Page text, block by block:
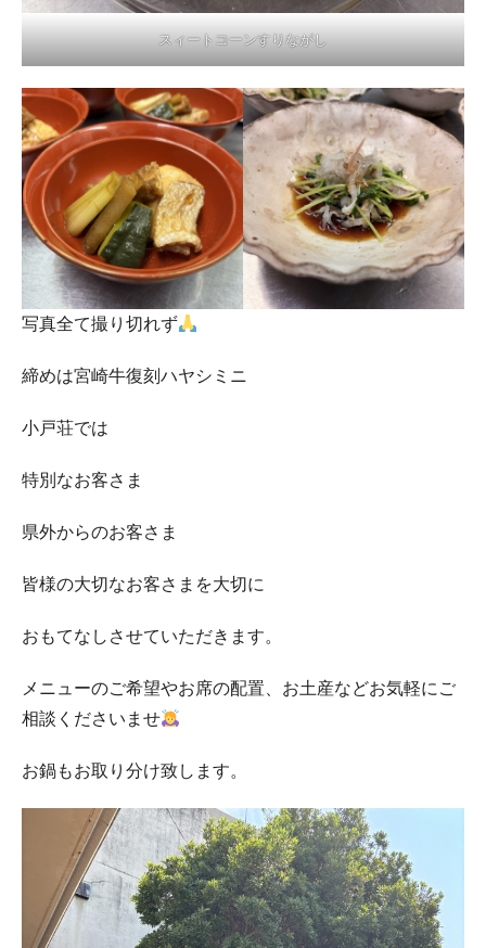
スィートコーンすりながし
写真全て撮り切れず
締めは宮崎牛復刻ハヤシミニ
小戸荘では
特別なお客さま
県外からのお客さま
皆様の大切なお客さまを大切に
おもてなしさせていただきます。
メニューのご希望やお席の配置、お土産などお気軽にご
相談くださいませ
お鍋もお取り分け致します。